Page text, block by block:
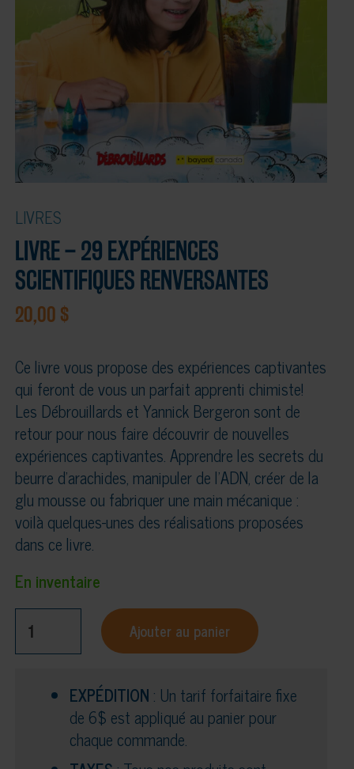
LIVRES
LIVRE – 29 EXPÉRIENCES
SCIENTIFIQUES RENVERSANTES
20,00 $
Ce livre vous propose des expériences captivantes
qui feront de vous un parfait apprenti chimiste!
Les Débrouillards et Yannick Bergeron sont de
retour pour nous faire découvrir de nouvelles
expériences captivantes. Apprendre les secrets du
beurre d'arachides, manipuler de l’ADN, créer de la
glu mousse ou fabriquer une main mécanique :
voilà quelques-unes des réalisations proposées
dans ce livre.
En inventaire
quantité
Livre
expériences
scientifiques
Ajouter au panier
EXPÉDITION : Un tarif forfaitaire fixe
de 6$ est appliqué au panier pour
chaque commande.